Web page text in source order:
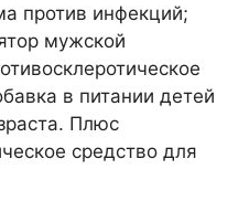
против инфекций;
мужской
в питании детей
Плюс
средство для